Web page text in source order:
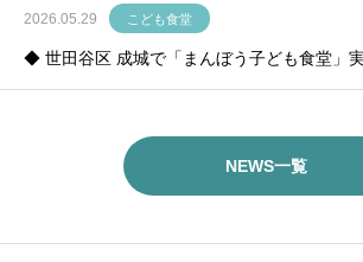
2026.05.29 こども食堂
◆ 世田谷区 成城で「まんぼう子ども食堂」
NEWS一覧